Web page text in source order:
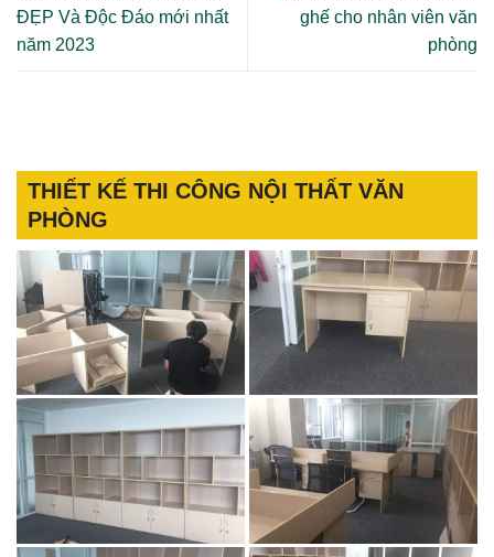
ĐẸP Và Độc Đáo mới nhất
năm 2023
ghế cho nhân viên văn
phòng
THIẾT KẾ THI CÔNG NỘI THẤT VĂN
PHÒNG